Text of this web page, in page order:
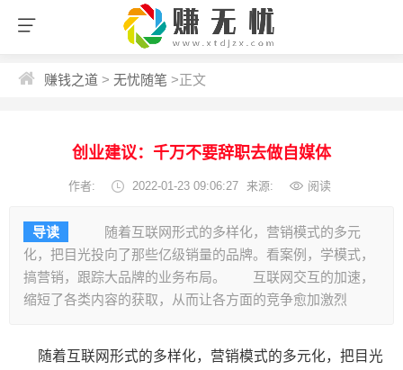
赚钱之道 > 无忧随笔 >正文
创业建议：千万不要辞职去做自媒体
作者: 2022-01-23 09:06:27 来源: 阅读
导读
随着互联网形式的多样化，营销模式的多元
化，把目光投向了那些亿级销量的品牌。看案例，学模式，
搞营销，跟踪大品牌的业务布局。 互联网交互的加速，
缩短了各类内容的获取，从而让各方面的竞争愈加激烈
随着互联网形式的多样化，营销模式的多元化，把目光